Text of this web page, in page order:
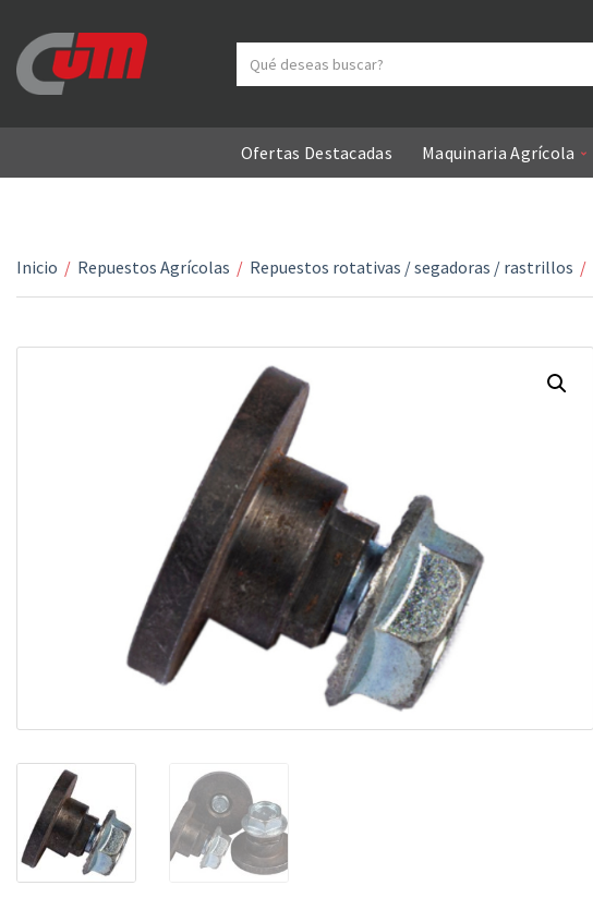
Ofertas Destacadas Maquinaria Agrícola
Inicio / Repuestos Agrícolas / Repuestos rotativas / segadoras / rastrillos /